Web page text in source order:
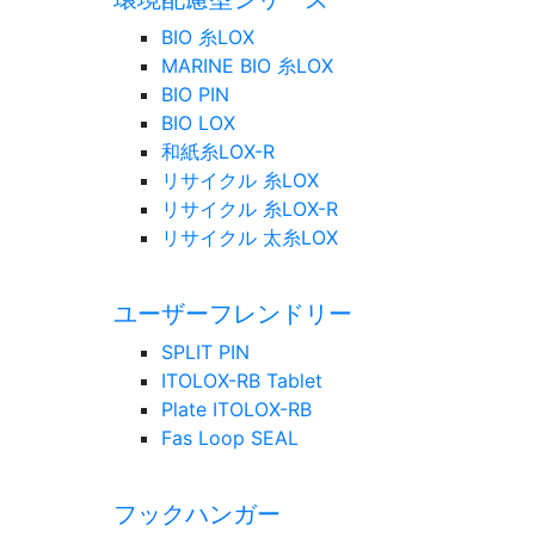
BIO 糸LOX
MARINE BIO 糸LOX
BIO PIN
BIO LOX
和紙糸LOX-R
リサイクル 糸LOX
リサイクル 糸LOX-R
リサイクル 太糸LOX
ユーザーフレンドリー
SPLIT PIN
ITOLOX-RB Tablet
Plate ITOLOX-RB
Fas Loop SEAL
フックハンガー